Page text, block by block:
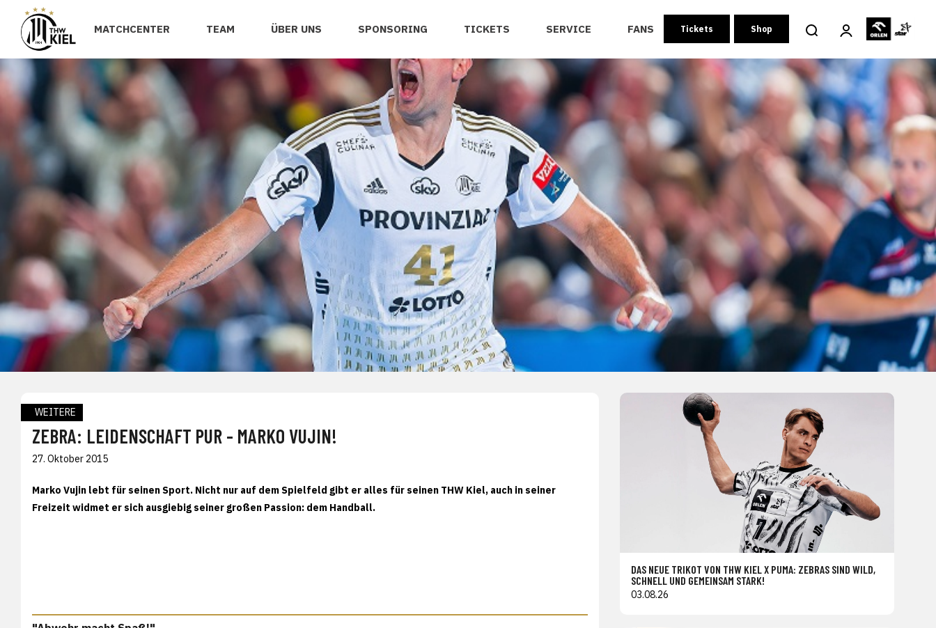
MATCHCENTER TEAM ÜBER UNS SPONSORING TICKETS SERVICE FANS Tickets Shop
WEITERE
ZEBRA: LEIDENSCHAFT PUR - MARKO VUJIN!
27. Oktober 2015
Marko Vujin lebt für seinen Sport. Nicht nur auf dem Spielfeld gibt er alles für seinen THW Kiel, auch in seiner
Freizeit widmet er sich ausgiebig seiner großen Passion: dem Handball.
DAS NEUE TRIKOT VON THW KIEL X PUMA: ZEBRAS SIND WILD,
SCHNELL UND GEMEINSAM STARK!
03.08.26